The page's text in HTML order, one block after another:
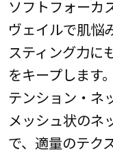
ソフトフォーカ
ヴェイルで肌悩
スティング力に
をキープします。
テンション・ネ
メッシュ状のネ
で、適量のテク